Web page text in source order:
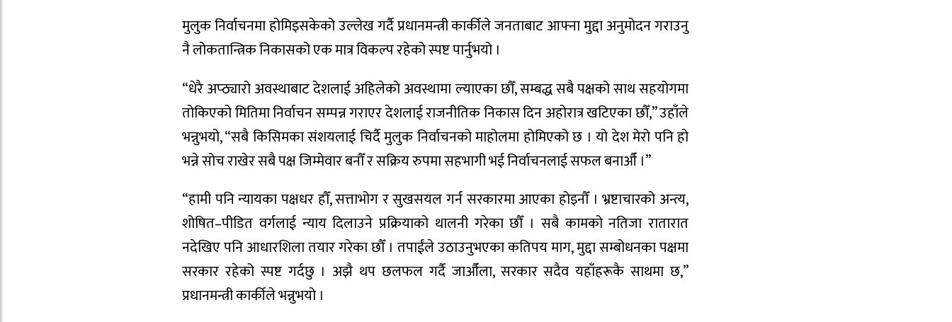
मुलुक निर्वाचनमा होमिइसकेको उल्लेख गर्दै प्रधानमन्त्री कार्कीले जनताबाट आफ्ना मुद्दा अनुमोदन गराउनु
नै लोकतान्त्रिक निकासको एक मात्र विकल्प रहेको स्पष्ट पार्नुभयो ।
“धेरै अप्ठ्यारो अवस्थाबाट देशलाई अहिलेको अवस्थामा ल्याएका छौँ, सम्बद्ध सबै पक्षको साथ सहयोगमा
तोकिएको मितिमा निर्वाचन सम्पन्न गराएर देशलाई राजनीतिक निकास दिन अहोरात्र खटिएका छौँ,” उहाँले
भन्नुभयो, “सबै किसिमका संशयलाई चिर्दै मुलुक निर्वाचनको माहोलमा होमिएको छ । यो देश मेरो पनि हो
भन्ने सोच राखेर सबै पक्ष जिम्मेवार बनौँ र सक्रिय रुपमा सहभागी भई निर्वाचनलाई सफल बनाऔँ ।”
“हामी पनि न्यायका पक्षधर हौँ, सत्ताभोग र सुखसयल गर्न सरकारमा आएका होइनौँ । भ्रष्टाचारको अन्त्य,
शोषित–पीडित वर्गलाई न्याय दिलाउने प्रक्रियाको थालनी गरेका छौँ । सबै कामको नतिजा रातारात
नदेखिए पनि आधारशिला तयार गरेका छौँ । तपाईंले उठाउनुभएका कतिपय माग, मुद्दा सम्बोधनका पक्षमा
सरकार रहेको स्पष्ट गर्दछु । अझै थप छलफल गर्दै जाऔँला, सरकार सदैव यहाँहरूकै साथमा छ,”
प्रधानमन्त्री कार्कीले भन्नुभयो ।